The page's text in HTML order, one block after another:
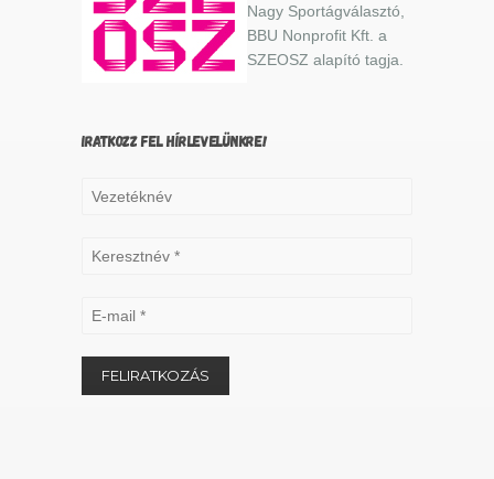
Nagy Sportágválasztó,
BBU Nonprofit Kft. a
SZEOSZ alapító tagja.
IRATKOZZ FEL HÍRLEVELÜNKRE!